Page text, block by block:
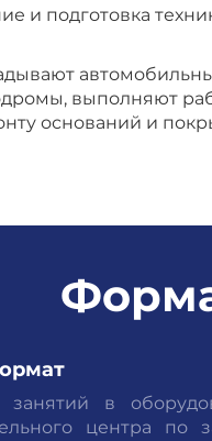
и подготовка
выполняют
оснований и
занятий в
центра по